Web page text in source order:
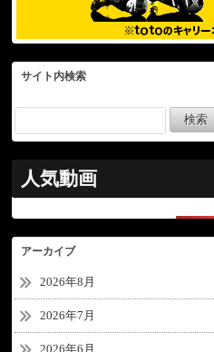
サイト内検索
人気動画
アーカイブ
2026年8月
2026年7月
2026年6月